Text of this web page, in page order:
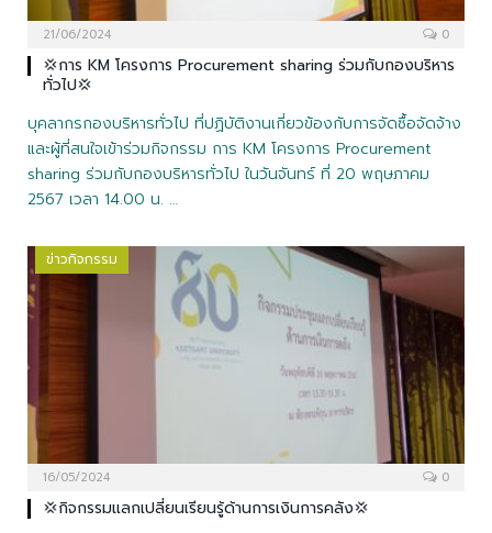
21/06/2024 0
💢การ KM โครงการ Procurement sharing ร่วมกับกองบริหาร
ทั่วไป💢
บุคลากรกองบริหารทั่วไป ที่ปฏิบัติงานเกี่ยวข้องกับการจัดซื้อจัดจ้าง
และผู้ที่สนใจเข้าร่วมกิจกรรม การ KM โครงการ Procurement
sharing ร่วมกับกองบริหารทั่วไป ในวันจันทร์ ที่ 20 พฤษภาคม
2567 เวลา 14.00 น. …
ข่าวกิจกรรม
16/05/2024 0
💢กิจกรรมแลกเปลี่ยนเรียนรู้ด้านการเงินการคลัง💢